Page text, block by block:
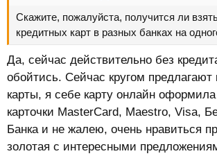
Скажите, пожалуйста, получится ли
кредитных карт в разных банках на
Да, сейчас действительно без
обойтись. Сейчас кругом предлагают
карты, я себе карту онлайн оформила
карточки MasterCard, Maestro, Visa,
Банка и не жалею, очень нравиться
золотая с интересными